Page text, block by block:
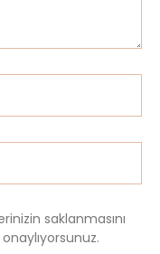
saklanmasını